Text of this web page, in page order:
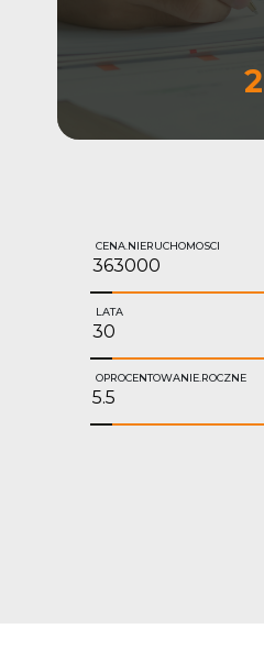
CENA.NIERUCHOMOSCI
LATA
OPROCENTOWANIE.ROCZNE